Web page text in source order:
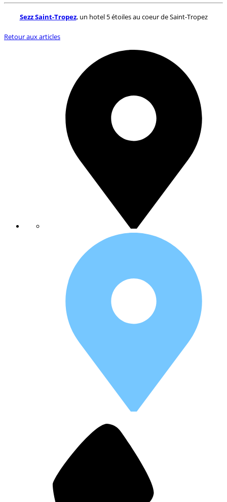
Sezz Saint-Tropez, un hotel 5 étoiles au coeur de Saint-Tropez
Retour aux articles